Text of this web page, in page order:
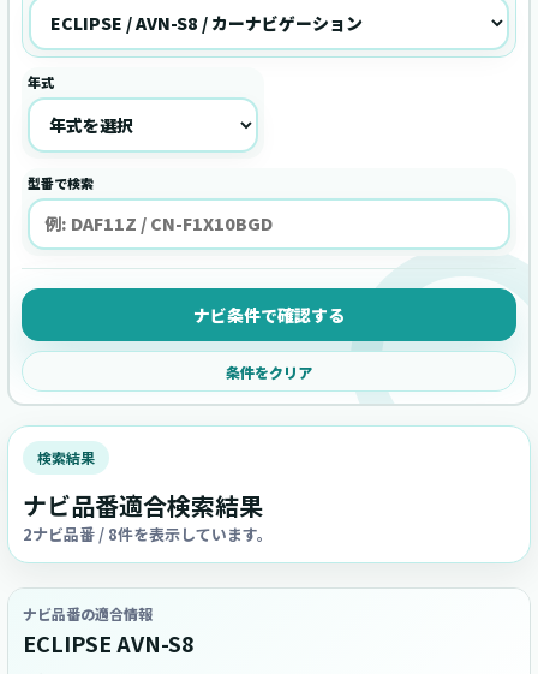
年式
型番で検索
ナビ条件で確認する
条件をクリア
検索結果
ナビ品番適合検索結果
2ナビ品番 / 8件を表示しています。
ナビ品番の適合情報
ECLIPSE AVN-S8